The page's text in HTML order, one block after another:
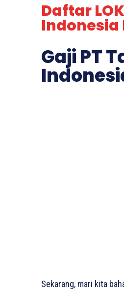
Daftar
Indonesia
Gaji PT
Sekarang, mari kita